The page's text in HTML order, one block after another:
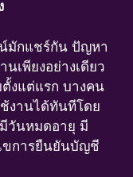
มักแชร์กัน ปัญหา
เพียงอย่างเดียว
งแต่แรก บางคน
งานได้ทันทีโดย
วันหมดอายุ มี
ขการยืนยันบัญชี